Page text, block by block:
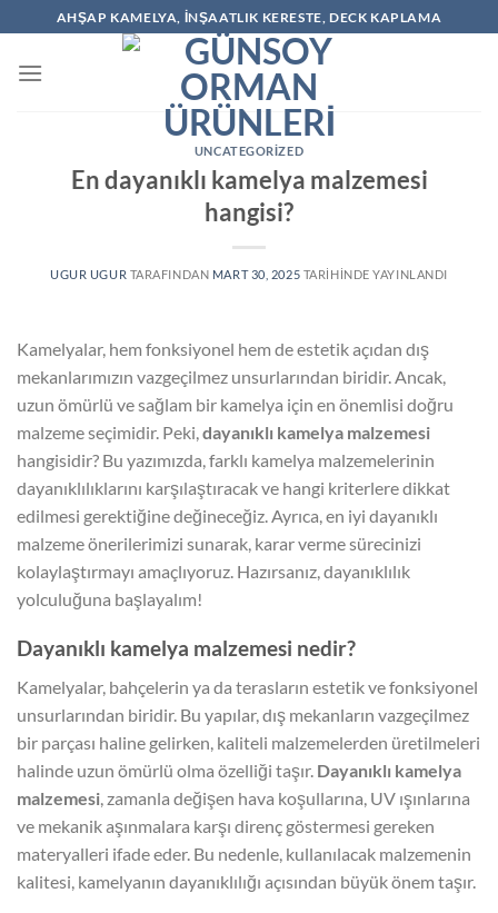
AHŞAP KAMELYA, İNŞAATLIK KERESTE, DECK KAPLAMA
UNCATEGORIZED
En dayanıklı kamelya malzemesi
hangisi?
UGUR UGUR TARAFINDAN MART 30, 2025 TARIHINDE YAYINLANDI
Kamelyalar, hem fonksiyonel hem de estetik açıdan dış
mekanlarımızın vazgeçilmez unsurlarından biridir. Ancak,
uzun ömürlü ve sağlam bir kamelya için en önemlisi doğru
malzeme seçimidir. Peki, dayanıklı kamelya malzemesi
hangisidir? Bu yazımızda, farklı kamelya malzemelerinin
dayanıklılıklarını karşılaştıracak ve hangi kriterlere dikkat
edilmesi gerektiğine değineceğiz. Ayrıca, en iyi dayanıklı
malzeme önerilerimizi sunarak, karar verme sürecinizi
kolaylaştırmayı amaçlıyoruz. Hazırsanız, dayanıklılık
yolculuğuna başlayalım!
Dayanıklı kamelya malzemesi nedir?
Kamelyalar, bahçelerin ya da terasların estetik ve fonksiyonel
unsurlarından biridir. Bu yapılar, dış mekanların vazgeçilmez
bir parçası haline gelirken, kaliteli malzemelerden üretilmeleri
halinde uzun ömürlü olma özelliği taşır. Dayanıklı kamelya
malzemesi, zamanla değişen hava koşullarına, UV ışınlarına
ve mekanik aşınmalara karşı direnç göstermesi gereken
materyalleri ifade eder. Bu nedenle, kullanılacak malzemenin
kalitesi, kamelyanın dayanıklılığı açısından büyük önem taşır.